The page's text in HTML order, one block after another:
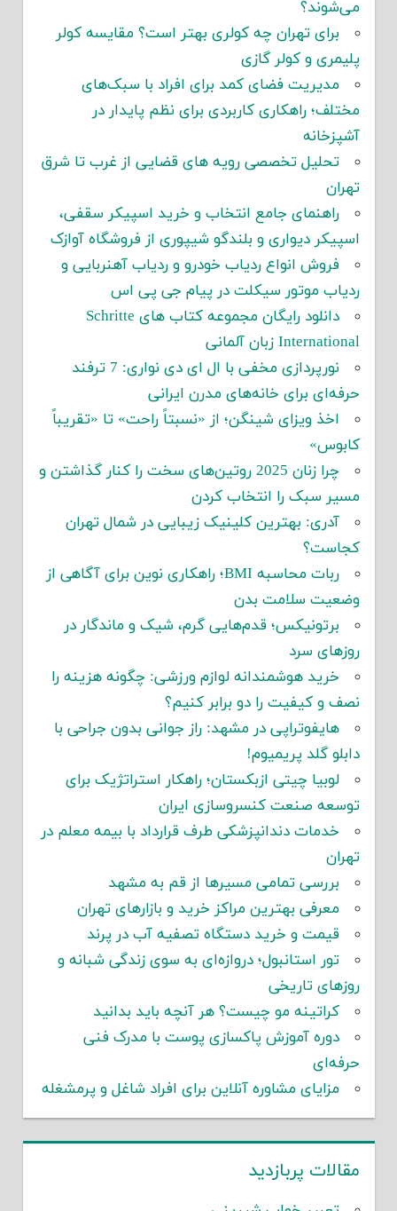
می‌شوند؟
برای تهران چه کولری بهتر است؟ مقایسه کولر
پلیمری و کولر گازی
مدیریت فضای کمد برای افراد با سبک‌های
مختلف؛ راهکاری کاربردی برای نظم پایدار در
آشپزخانه
تحلیل تخصصی رویه های قضایی از غرب تا شرق
تهران
راهنمای جامع انتخاب و خرید اسپیکر سقفی،
اسپیکر دیواری و بلندگو شیپوری از فروشگاه آوازک
فروش انواع ردیاب خودرو و ردیاب آهنربایی و
ردیاب موتور سیکلت در پیام جی پی اس
دانلود رایگان مجموعه کتاب های Schritte
International زبان آلمانی
نورپردازی مخفی با ال ای دی نواری: 7 ترفند
حرفه‌ای برای خانه‌های مدرن ایرانی
اخذ ویزای شینگن؛ از «نسبتاً راحت» تا «تقریباً
کابوس»
چرا زنان 2025 روتین‌های سخت را کنار گذاشتن و
مسیر سبک را انتخاب کردن
آدری: بهترین کلینیک زیبایی در شمال تهران
کجاست؟
ربات محاسبه BMI؛ راهکاری نوین برای آگاهی از
وضعیت سلامت بدن
برتونیکس؛ قدم‌هایی گرم، شیک و ماندگار در
روزهای سرد
خرید هوشمندانه لوازم ورزشی: چگونه هزینه را
نصف و کیفیت را دو برابر کنیم؟
هایفوتراپی در مشهد: راز جوانی بدون جراحی با
دابلو گلد پریمیوم!
لوبیا چیتی ازبکستان؛ راهکار استراتژیک برای
توسعه صنعت کنسروسازی ایران
خدمات دندانپزشکی طرف قرارداد با بیمه معلم در
تهران
بررسی تمامی مسیرها از قم به مشهد
معرفی بهترین مراکز خرید و بازارهای تهران
قیمت و خرید دستگاه تصفیه آب در پرند
تور استانبول؛ دروازه‌ای به سوی زندگی شبانه و
روزهای تاریخی
کراتینه مو چیست؟ هر آنچه باید بدانید
دوره آموزش پاکسازی پوست با مدرک فنی
حرفه‌ای
مزایای مشاوره آنلاین برای افراد شاغل و پرمشغله
مقالات پربازدید